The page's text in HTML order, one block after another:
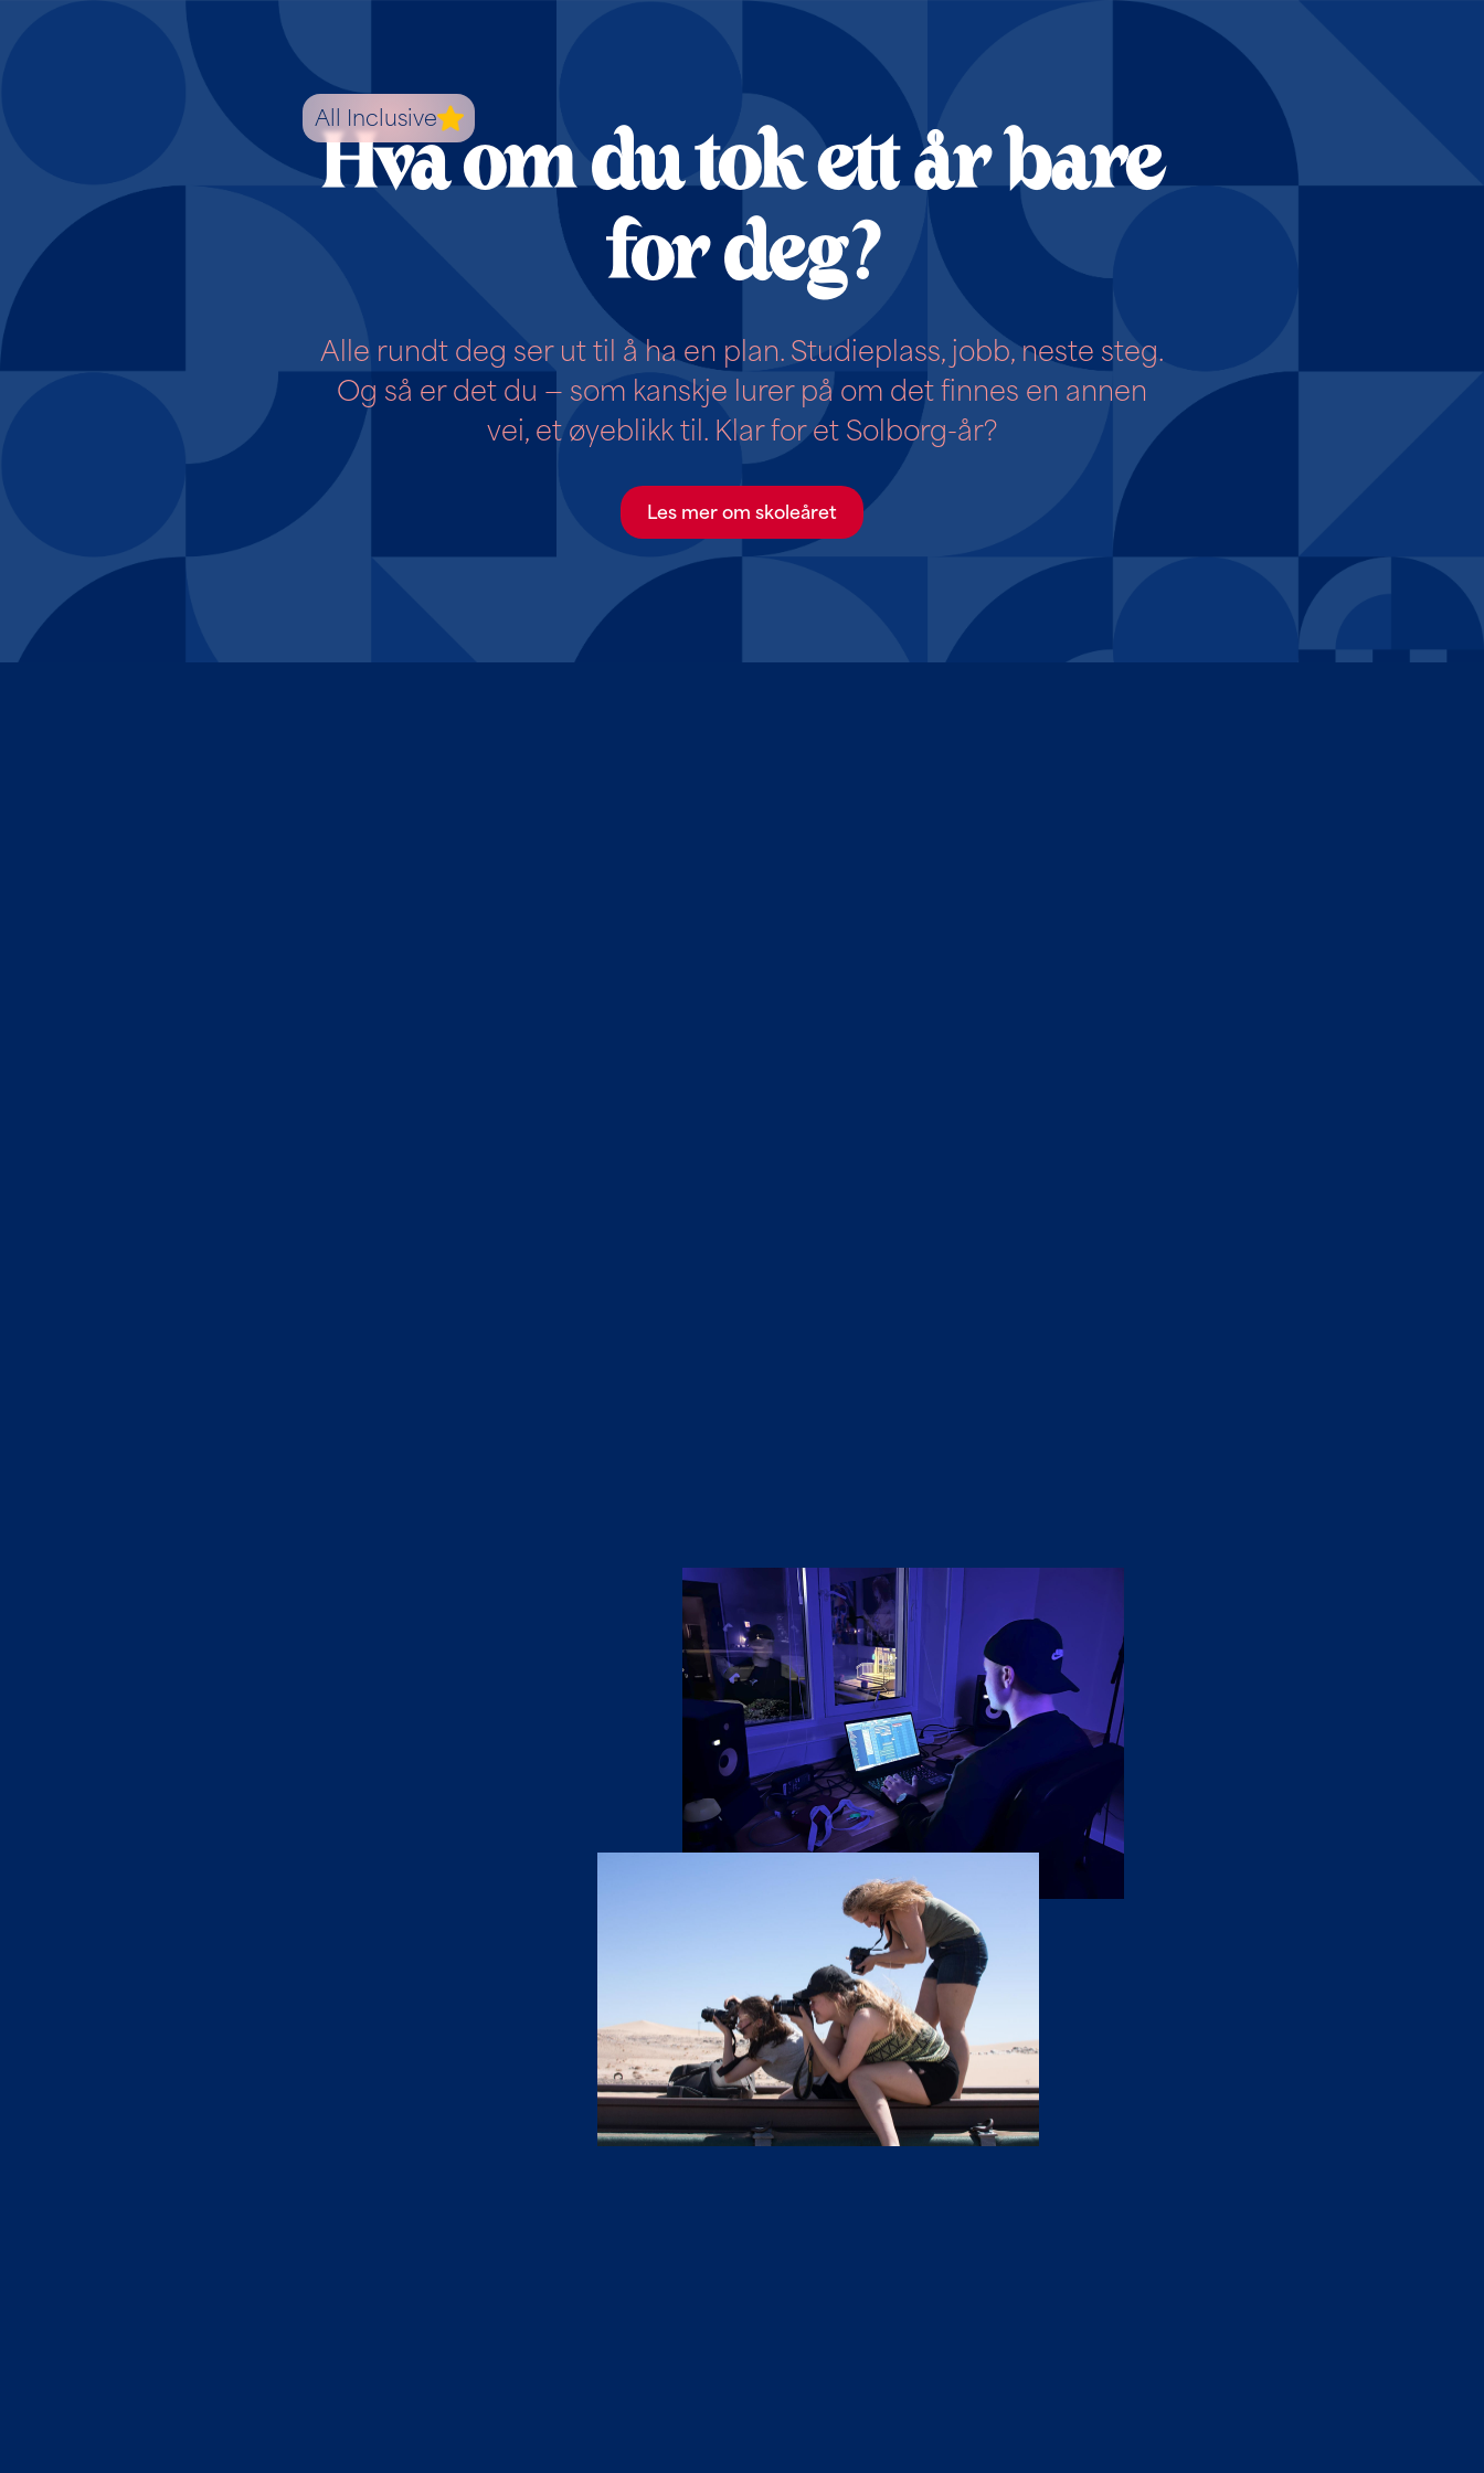
EN VERDEN
AV MULIGHETER
All Inclusive
Hva om du tok ett år bare
for deg?
Alle rundt deg ser ut til å ha en plan. Studieplass, jobb, neste steg.
Og så er det du — som kanskje lurer på om det finnes en annen
vei, et øyeblikk til. Klar for et Solborg-år?
Les mer om skoleåret